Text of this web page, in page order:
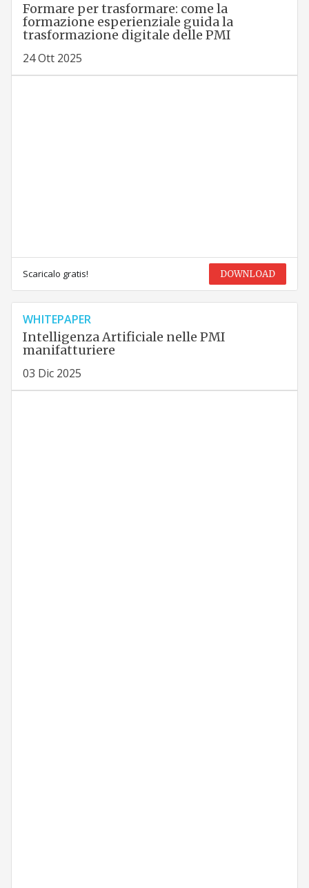
Formare per trasformare: come la
formazione esperienziale guida la
trasformazione digitale delle PMI
24 Ott 2025
Scaricalo gratis! DOWNLOAD
WHITEPAPER
Intelligenza Artificiale nelle PMI
manifatturiere
03 Dic 2025